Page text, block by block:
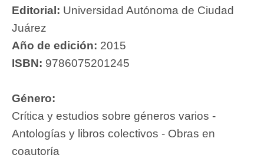
Editorial: Universidad Autónoma de Ciudad
Juárez
Año de edición: 2015
ISBN: 9786075201245
Género:
Crítica y estudios sobre géneros varios -
Antologías y libros colectivos - Obras en
coautoría